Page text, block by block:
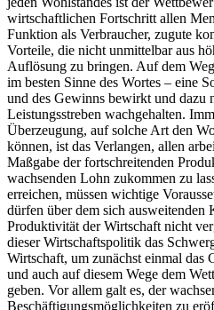
wirtschaftlichen Fortschritt allen
Funktion als Verbraucher, zugute
Vorteile, die nicht unmittelbar aus
Auflösung zu bringen. Auf dem
im besten Sinne des Wortes – eine
und des Gewinns bewirkt und dazu
Leistungsstreben wachgehalten.
Überzeugung, auf solche Art den
können, ist das Verlangen, allen
Maßgabe der fortschreitenden
wachsenden Lohn zukommen zu
erreichen, müssen wichtige
dürfen über dem sich ausweitenden
Produktivität der Wirtschaft nicht
dieser Wirtschaftspolitik das
Wirtschaft, um zunächst einmal das
und auch auf diesem Wege dem
geben. Vor allem galt es, der
Beschäftigungsmöglichkeiten zu